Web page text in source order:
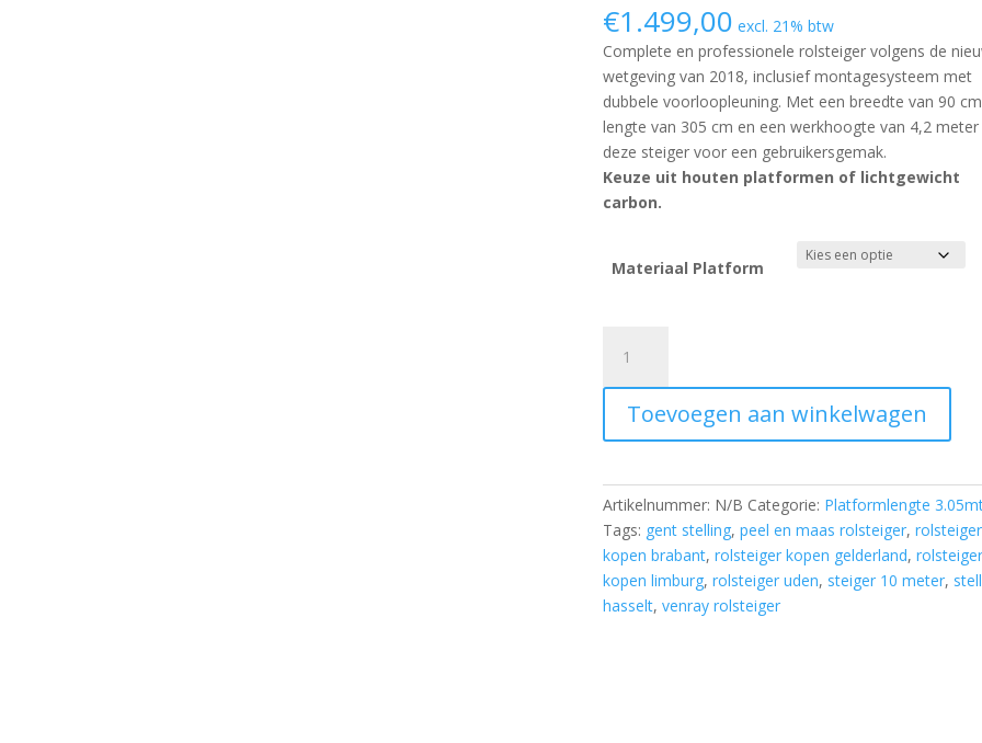
€1.499,00 excl. 21% btw
Complete en professionele rolsteiger volgens de
wetgeving van 2018, inclusief montagesysteem met
dubbele voorloopleuning. Met een breedte van 90
lengte van 305 cm en een werkhoogte van 4,2
deze steiger voor een gebruikersgemak.
Keuze uit houten platformen of lichtgewicht
carbon.
Materiaal Platform
Rolsteiger
Euroscaffold
met
dubbele
0.90
x
3.05
x
4.2
meter
Toevoegen aan winkelwagen
Artikelnummer: N/B Categorie: Platformlengte
Tags: gent stelling, peel en maas rolsteiger, rolsteiger
kopen brabant, rolsteiger kopen gelderland, rolsteiger
kopen limburg, rolsteiger uden, steiger 10 meter,
hasselt, venray rolsteiger